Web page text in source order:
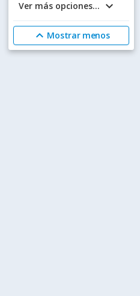
keyboard_arrow_down
Ver más opciones...
expand_less Mostrar menos